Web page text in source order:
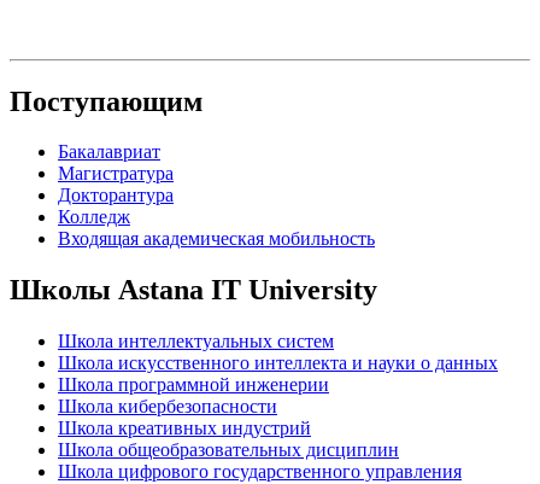
Поступающим
Бакалавриат
Магистратура
Докторантура
Колледж
Входящая академическая мобильность
Школы Astana IT University
Школа интеллектуальных систем
Школа искусственного интеллекта и науки о данных
Школа программной инженерии
Школа кибербезопасности
Школа креативных индустрий
Школа общеобразовательных дисциплин
Школа цифрового государственного управления